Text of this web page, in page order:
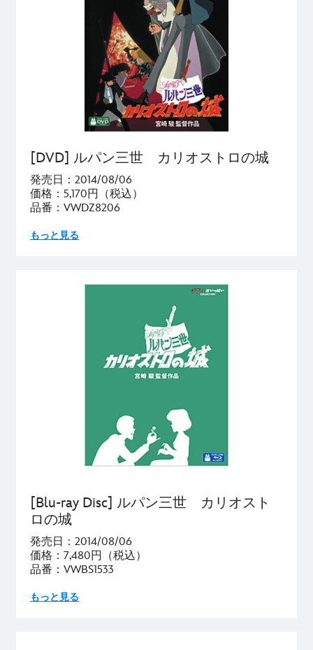
[DVD] ルパン三世 カリオストロの城
発売日：2014/08/06
価格：5,170円（税込）
品番：VWDZ8206
もっと見る
[Blu-ray Disc] ルパン三世 カリオスト
ロの城
発売日：2014/08/06
価格：7,480円（税込）
品番：VWBS1533
もっと見る